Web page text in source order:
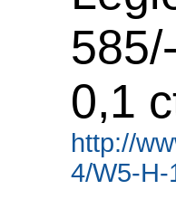
0,1
http://
4/W5-H-